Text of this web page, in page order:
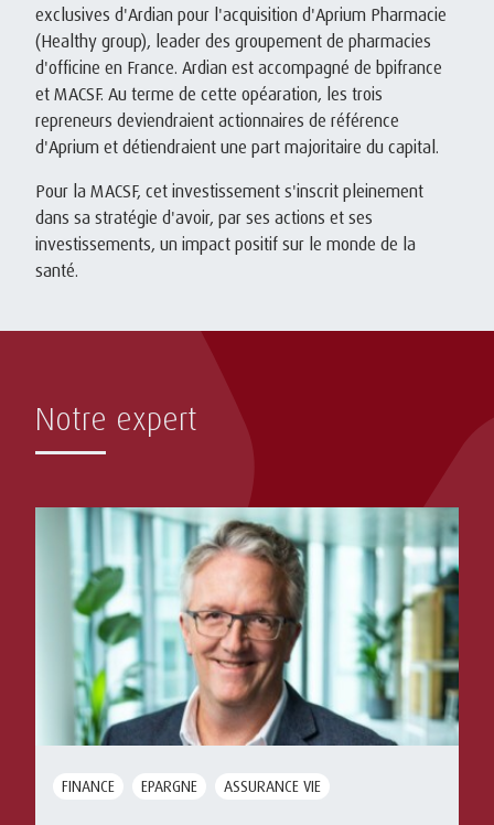
exclusives d'Ardian pour l'acquisition d'Aprium Pharmacie
(Healthy group), leader des groupement de pharmacies
d'officine en France. Ardian est accompagné de bpifrance
et MACSF. Au terme de cette opéaration, les trois
repreneurs deviendraient actionnaires de référence
d'Aprium et détiendraient une part majoritaire du capital.
Pour la MACSF, cet investissement s'inscrit pleinement
dans sa stratégie d'avoir, par ses actions et ses
investissements, un impact positif sur le monde de la
santé.
Notre expert
FINANCE EPARGNE ASSURANCE VIE